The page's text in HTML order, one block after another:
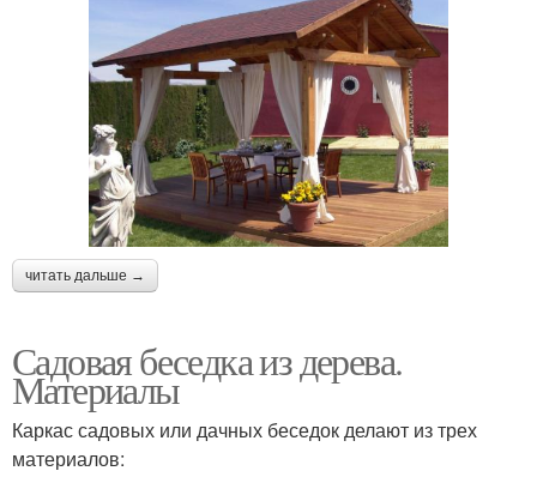
читать дальше →
Садовая беседка из дерева.
Материалы
Каркас садовых или дачных беседок делают из трех
материалов: